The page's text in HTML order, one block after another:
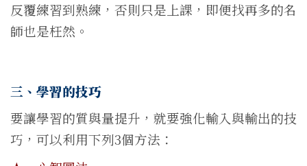
反覆練習到熟練，否則只是上課，即便找再多的名
師也是枉然。
三、學習的技巧
要讓學習的質與量提升，就要強化輸入與輸出的技
巧，可以利用下列3個方法：